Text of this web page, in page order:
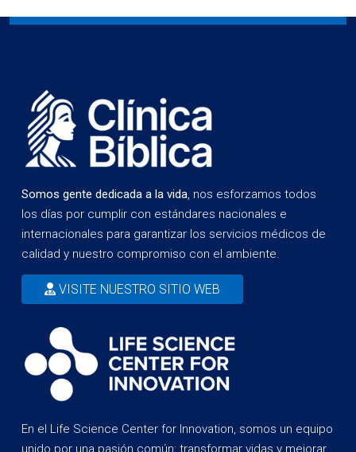
Somos gente dedicada a la vida, nos esforzamos todos
los días por cumplir con estándares nacionales e
internacionales para garantizar los servicios médicos de
calidad y nuestro compromiso con el ambiente.
VISITE NUESTRO SITIO WEB
En el Life Science Center for Innovation, somos un equipo
unido por una pasión común: transformar vidas y mejorar